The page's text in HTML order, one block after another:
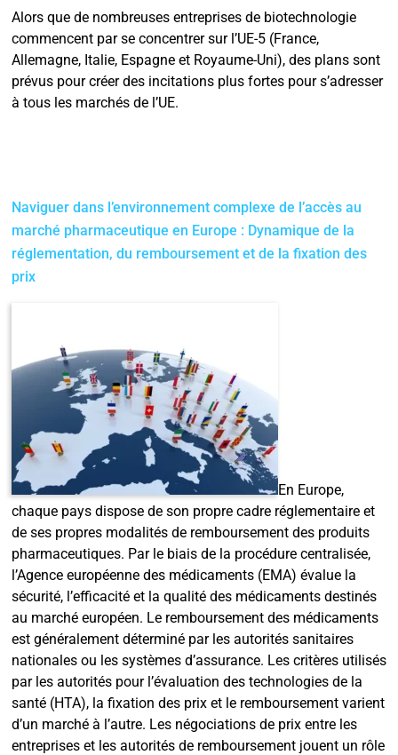
Alors que de nombreuses entreprises de biotechnologie
commencent par se concentrer sur l’UE-5 (France,
Allemagne, Italie, Espagne et Royaume-Uni), des plans sont
prévus pour créer des incitations plus fortes pour s’adresser
à tous les marchés de l’UE.
Naviguer dans l’environnement complexe de l’accès au
marché pharmaceutique en Europe : Dynamique de la
réglementation, du remboursement et de la fixation des
prix
En Europe,
chaque pays dispose de son propre cadre réglementaire et
de ses propres modalités de remboursement des produits
pharmaceutiques. Par le biais de la procédure centralisée,
l’Agence européenne des médicaments (EMA) évalue la
sécurité, l’efficacité et la qualité des médicaments destinés
au marché européen. Le remboursement des médicaments
est généralement déterminé par les autorités sanitaires
nationales ou les systèmes d’assurance. Les critères utilisés
par les autorités pour l’évaluation des technologies de la
santé (HTA), la fixation des prix et le remboursement varient
d’un marché à l’autre. Les négociations de prix entre les
entreprises et les autorités de remboursement jouent un rôle